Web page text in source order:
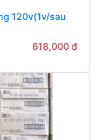
120v(1v/sau
618,000 đ